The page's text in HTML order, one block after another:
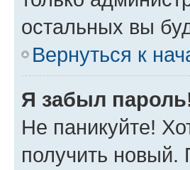
остальных вы
Вернуться к
Я забыл
Не паникуйте!
получить